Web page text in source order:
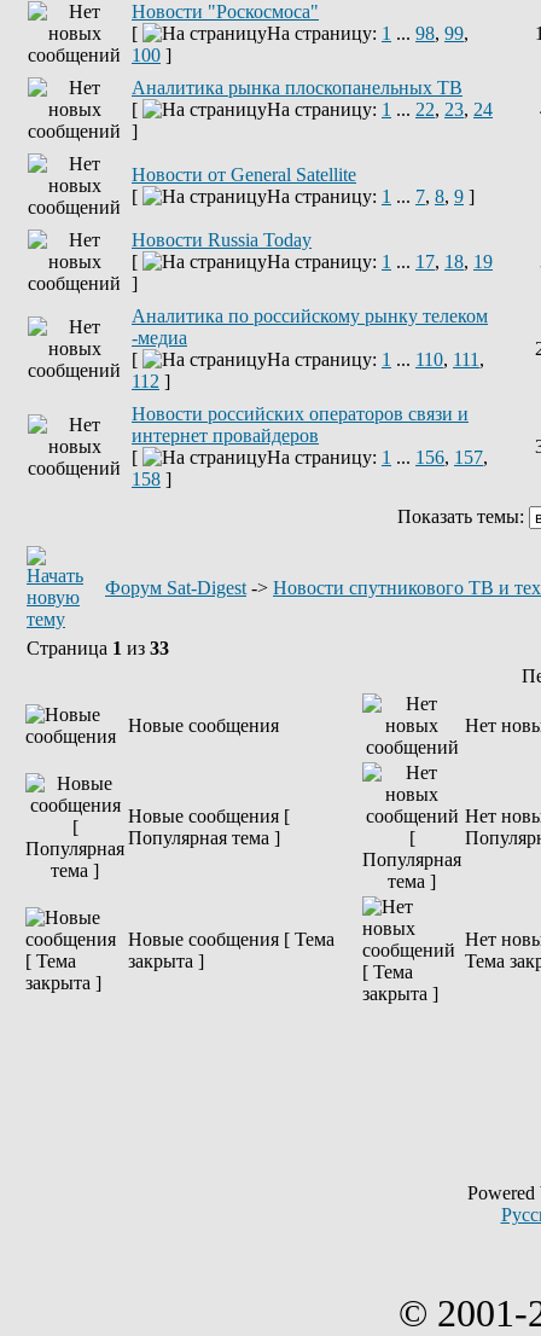
Новости "Роскосмоса"
[
На страницу: 1 ... 98, 99,
100 ]
Аналитика рынка плоскопанельных ТВ
[
На страницу: 1 ... 22, 23, 24
]
Новости от General Satellite
[
На страницу: 1 ... 7, 8, 9 ]
Новости Russia Today
[
На страницу: 1 ... 17, 18, 19
]
Аналитика по российскому рынку телеком
-медиа
[
На страницу: 1 ... 110, 111 ,
112 ]
Новости российских операторов связи и
интернет провайдеров
[
На страницу: 1 ... 156, 157,
158 ]
Показать темы:
Форум Sat-Digest -> Новости спутникового ТВ и
Страница 1 из 33
Новые сообщения Нет
Новые сообщения [
Популярная тема ]
Нет
Новые сообщения [ Тема
закрыта ]
Нет
Тема
© 2001-